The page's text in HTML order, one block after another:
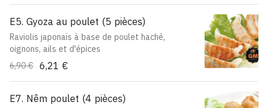
E5. Gyoza au poulet (5 pièces)
Raviolis japonais à base de poulet haché,
oignons, ails et d'épices
6,90 € 6,21 €
E7. Nêm poulet (4 pièces)